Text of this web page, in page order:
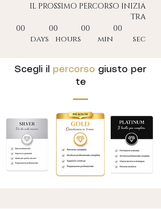
IL PROSSIMO PERCORSO INIZIA
TRA
00
days
00
hours
00
min
00
sec
Scegli il percorso giusto per
te